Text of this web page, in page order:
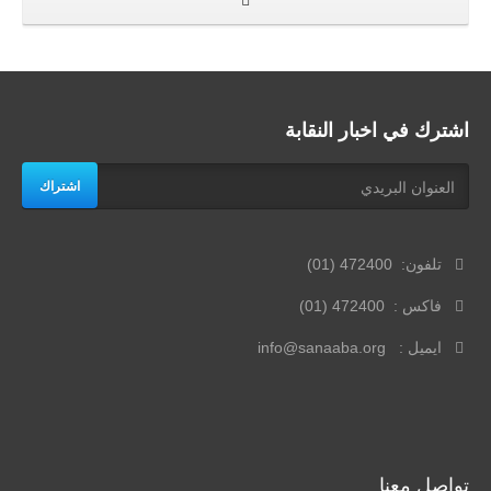
اشترك في اخبار النقابة
اشتراك
تلفون: 472400 (01)
فاكس : 472400 (01)
ايميل : info@sanaaba.org
تواصل معنا